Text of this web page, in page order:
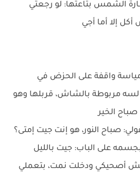
الشمس بتاعتها: لو رجعتي
إلا أما أجي
واقفة على الحزض في
مربوطة بالشاش، قربلها وهو
الخير
صباح النور، هو إنت جيت إمتى؟
على الباب: جيت بالليل
أصحيكي ودخلت نمت، بتعملي